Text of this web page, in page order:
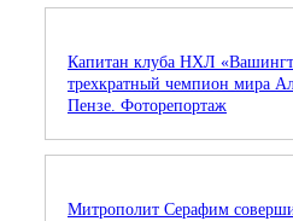
Капитан клуба НХЛ
трехкратный чемпион мира
Пензе. Фоторепортаж
Митрополит Серафим